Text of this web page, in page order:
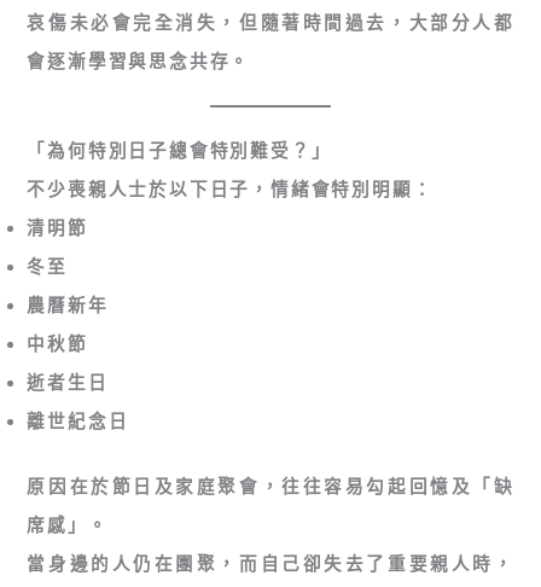
哀傷未必會完全消失，但隨著時間過去，大部分人都
會逐漸學習與思念共存。
「為何特別日子總會特別難受？」
不少喪親人士於以下日子，情緒會特別明顯：
清明節
冬至
農曆新年
中秋節
逝者生日
離世紀念日
原因在於節日及家庭聚會，往往容易勾起回憶及「缺
席感」。
當身邊的人仍在團聚，而自己卻失去了重要親人時，